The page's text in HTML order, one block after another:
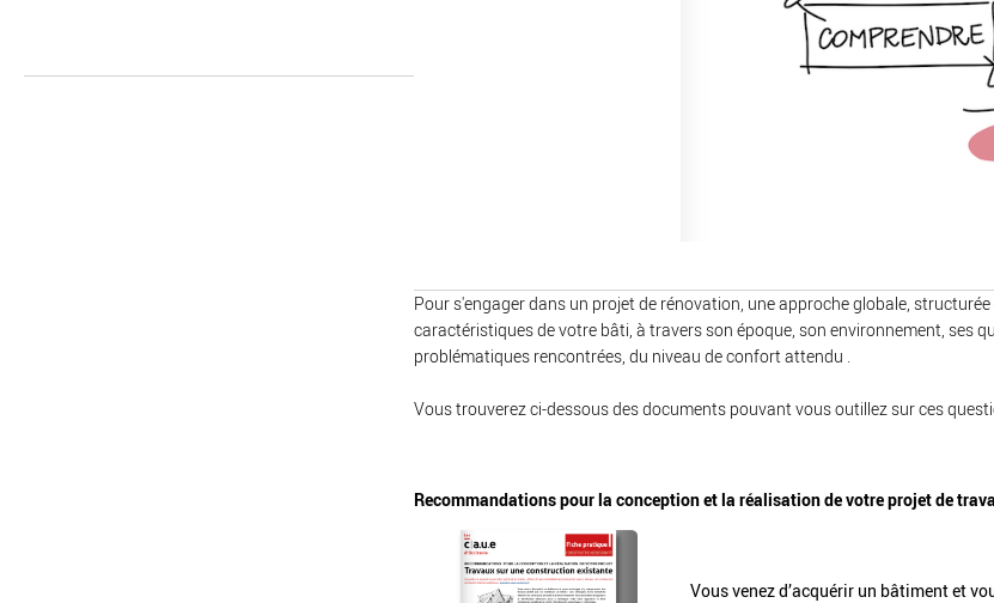
Pour s'engager dans un projet de rénovation, une approche globale,
caractéristiques de votre bâti, à travers son époque, son environnement, ses
problématiques rencontrées, du niveau de confort attendu .
Vous trouverez ci-dessous des documents pouvant vous outillez sur ces
Recommandations pour la conception et la réalisation de votre projet de
Vous venez d’acquérir un bâtiment et